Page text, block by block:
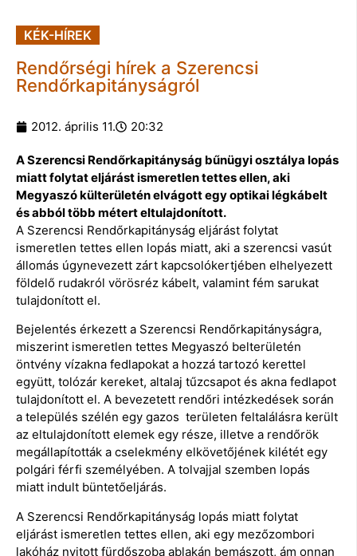
KÉK-HÍREK
Rendőrségi hírek a Szerencsi
Rendőrkapitányságról
2012. április 11. 20:32
A Szerencsi Rendőrkapitányság bűnügyi osztálya lopás
miatt folytat eljárást ismeretlen tettes ellen, aki
Megyaszó külterületén elvágott egy optikai légkábelt
és abból több métert eltulajdonított.
A Szerencsi Rendőrkapitányság eljárást folytat
ismeretlen tettes ellen lopás miatt, aki a szerencsi vasút
állomás úgynevezett zárt kapcsolókertjében elhelyezett
földelő rudakról vörösréz kábelt, valamint fém sarukat
tulajdonított el.
Bejelentés érkezett a Szerencsi Rendőrkapitányságra,
miszerint ismeretlen tettes Megyaszó belterületén
öntvény vízakna fedlapokat a hozzá tartozó kerettel
együtt, tolózár kereket, altalaj tűzcsapot és akna fedlapot
tulajdonított el. A bevezetett rendőri intézkedések során
a település szélén egy gazos területen feltalálásra került
az eltulajdonított elemek egy része, illetve a rendőrök
megállapították a cselekmény elkövetőjének kilétét egy
polgári férfi személyében. A tolvajjal szemben lopás
miatt indult büntetőeljárás.
A Szerencsi Rendőrkapitányság lopás miatt folytat
eljárást ismeretlen tettes ellen, aki egy mezőzombori
lakóház nyitott fürdőszoba ablakán bemászott, ám onnan